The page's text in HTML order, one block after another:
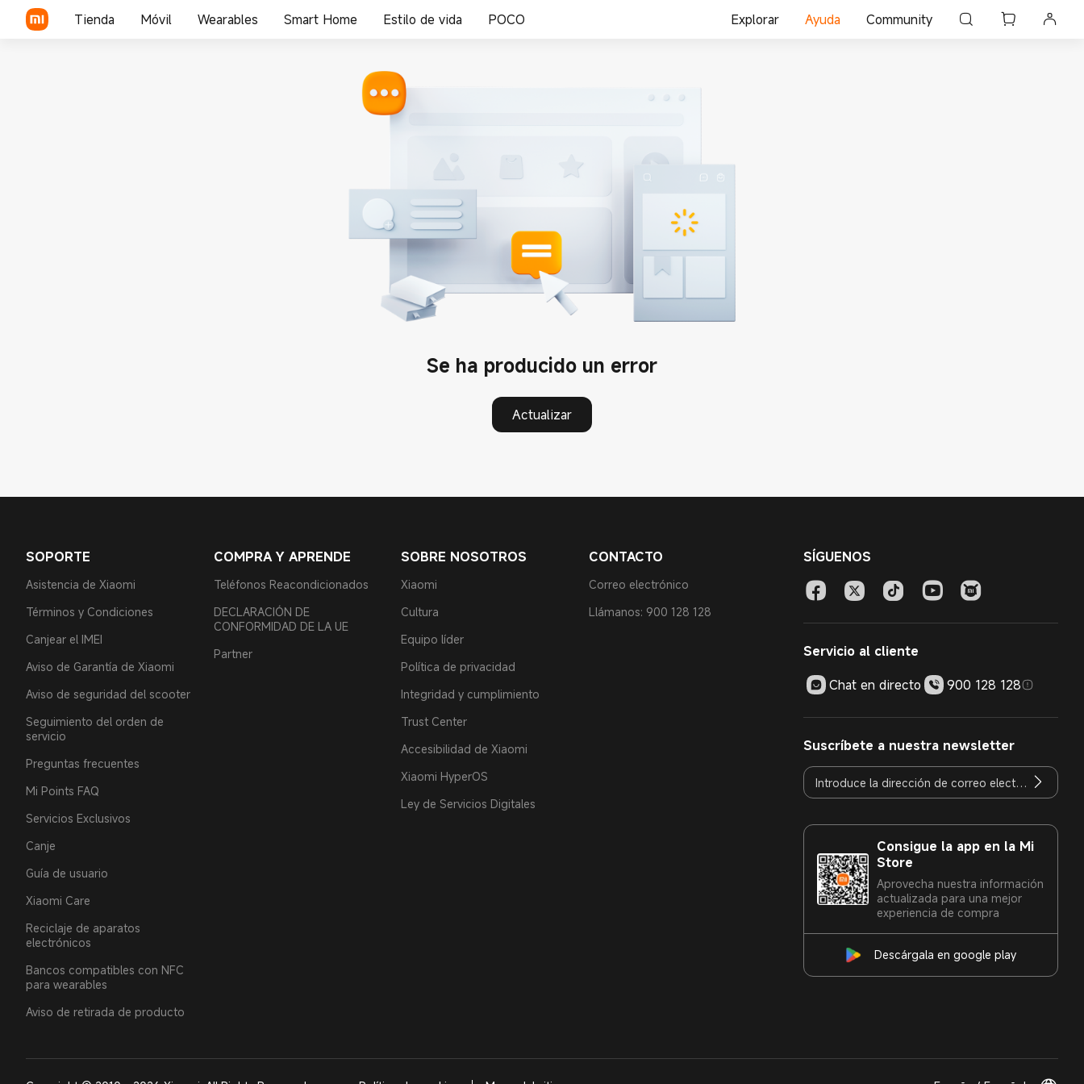
Tienda Móvil Wearables Smart Home Estilo de vida POCO Explorar Ayuda Community
Se ha producido un error
Actualizar
SOPORTE
Asistencia de Xiaomi
Términos y Condiciones
Canjear el IMEI
Aviso de Garantía de Xiaomi
Aviso de seguridad del scooter
Seguimiento del orden de
servicio
Preguntas frecuentes
Mi Points FAQ
Servicios Exclusivos
Canje
Guía de usuario
Xiaomi Care
Reciclaje de aparatos
electrónicos
Bancos compatibles con NFC
para wearables
Aviso de retirada de producto
COMPRA Y APRENDE
Teléfonos Reacondicionados
DECLARACIÓN DE
CONFORMIDAD DE LA UE
Partner
SOBRE NOSOTROS
Xiaomi
Cultura
Equipo líder
Política de privacidad
Integridad y cumplimiento
Trust Center
Accesibilidad de Xiaomi
Xiaomi HyperOS
Ley de Servicios Digitales
CONTACTO
Correo electrónico
Llámanos: 900 128 128
SÍGUENOS
Servicio al cliente
Chat en directo
900 128 128
Suscríbete a nuestra newsletter
Consigue la app en la Mi
Store
Aprovecha nuestra información
actualizada para una mejor
experiencia de compra
Descárgala en google play